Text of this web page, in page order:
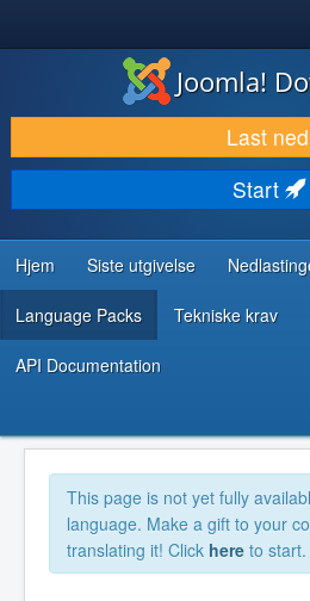
LAST NED & UTVID
OPPDAG & LÆR
SAMFUNN & BRUKERSTØTTE
UTVIKLINGSRESSURSER
Joomla!
Last ned
Start
Hjem Siste utgivelse
Language Packs Tekniske krav
API Documentation
This page is not yet fully
language. Make a gift to your
translating it! Click here to start.